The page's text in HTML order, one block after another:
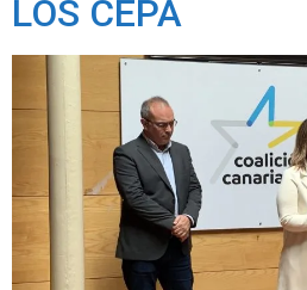
ENTREVISTAS
PROGRAMAS
LOS CEPA